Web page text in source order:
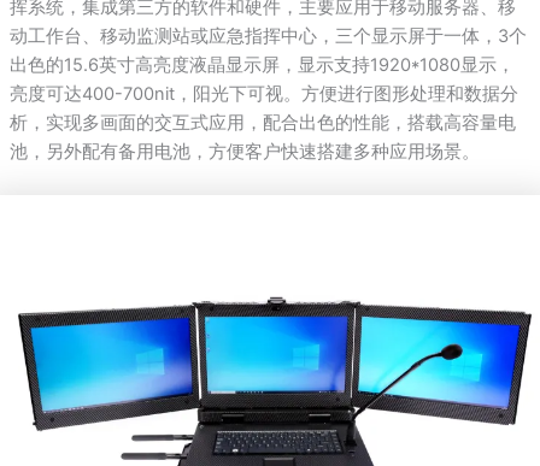
挥系统，集成第三方的软件和硬件，主要应用于移动服务器、移
动工作台、移动监测站或应急指挥中心，三个显示屏于一体，3个
出色的15.6英寸高亮度液晶显示屏，显示支持1920*1080显示，
亮度可达400-700nit，阳光下可视。方便进行图形处理和数据分
析，实现多画面的交互式应用，配合出色的性能，搭载高容量电
池，另外配有备用电池，方便客户快速搭建多种应用场景。